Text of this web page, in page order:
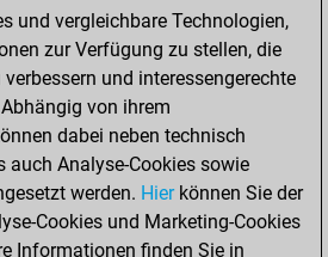
10, 2024
Fritz account
Fritz
30,
und vergleichbare Technologien,
zur Verfügung zu stellen, die
und interessengerechte
von ihrem
dabei neben technisch
auch Analyse-Cookies sowie
werden. Hierkönnen Sie der
Cookies und Marketing-Cookies
Informationen finden Sie in